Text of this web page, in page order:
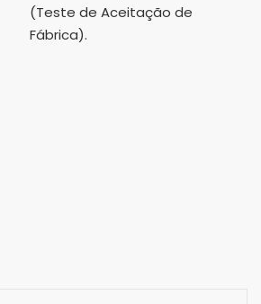
(Teste de Aceitação de
Fábrica).